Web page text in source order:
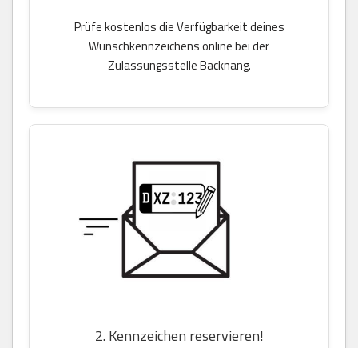
Prüfe kostenlos die Verfügbarkeit deines
Wunschkennzeichens online bei der
Zulassungsstelle Backnang.
2. Kennzeichen reservieren!